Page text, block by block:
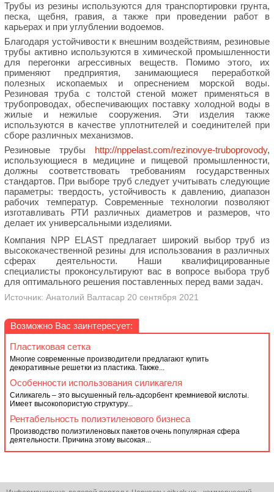
Трубы из резины используются для транспортировки грунта,
песка, щебня, гравия, а также при проведении работ в
карьерах и при углублении водоемов.
Благодаря устойчивости к внешним воздействиям, резиновые
трубы активно используются в химической промышленности
для перегонки агрессивных веществ. Помимо этого, их
применяют предприятия, занимающиеся переработкой
полезных ископаемых и опреснением морской воды.
Резиновая труба с толстой стеной может применяться в
трубопроводах, обеспечивающих поставку холодной воды в
жилые и нежилые сооружения. Эти изделия также
используются в качестве уплотнителей и соединителей при
сборе различных механизмов.
Резиновые трубы http://nppelast.com/rezinovye-truboprovody,
использующиеся в медицине и пищевой промышленности,
должны соответствовать требованиям государственных
стандартов. При выборе труб следует учитывать следующие
параметры: твердость, устойчивость к давлению, диапазон
рабочих температур. Современные технологии позволяют
изготавливать РТИ различных диаметров и размеров, что
делает их универсальными изделиями.
Компания NPP ELAST предлагает широкий выбор труб из
высококачественной резины для использования в различных
сферах деятельности. Наши квалифицированные
специалисты проконсультируют вас в вопросе выбора труб
для оптимального решения поставленных перед вами задач.
Источник: Анатолий Валтасар 20 сентября 2021
Возможно Вас заинтересует:
Пластиковая сетка
Многие современные производители предлагают купить
декоративные решетки из пластика. Также...
Особенности использования силикагеля
Силикагель – это высушенный гель-адсорбент кремниевой кислоты.
Имеет высокопористую структуру...
Рентабельность полиэтиленового бизнеса
Производство полиэтиленовых пакетов очень популярная сфера
деятельности. Причина этому высокая...